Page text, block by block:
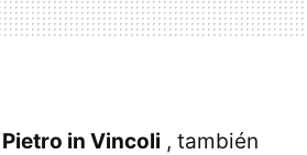
in Vincoli , también